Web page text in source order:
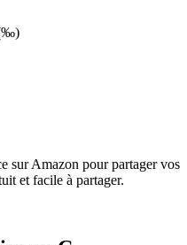
(‰)
sur Amazon pour partager vos
et facile à partager.